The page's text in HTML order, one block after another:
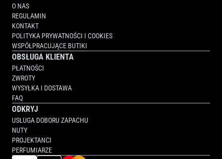
O NAS
REGULAMIN
KONTAKT
POLITYKA PRYWATNOŚCI I COOKIES
WSPÓŁPRACUJĄCE BUTIKI
OBSŁUGA KLIENTA
PŁATNOŚCI
ZWROTY
WYSYŁKA I DOSTAWA
FAQ
ODKRYJ
USŁUGA DOBORU ZAPACHU
NUTY
PROJEKTANCI
PERFUMIARZE